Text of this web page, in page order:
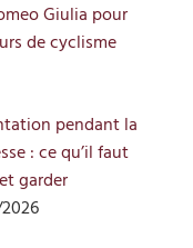
Giulia pour
de cyclisme
pendant la
: ce qu’il faut
garder